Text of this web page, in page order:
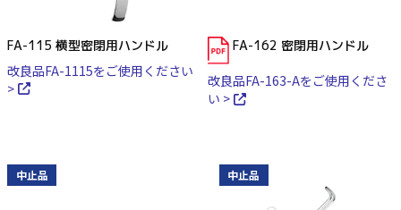
FA-115 横型密閉用ハンドル
改良品FA-1115をご使用ください
>
FA-162 密閉用ハンドル
改良品FA-163-Aをご使用くださ
い >
中止品 中止品